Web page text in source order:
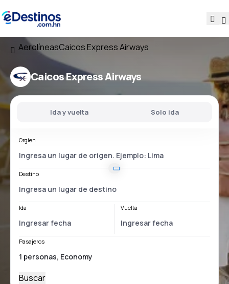
AerolíneasCaicos Express Airways
Caicos Express Airways
Ida y vuelta Solo ida
Orgien
Destino
Ida Vuelta
Pasajeros
Buscar